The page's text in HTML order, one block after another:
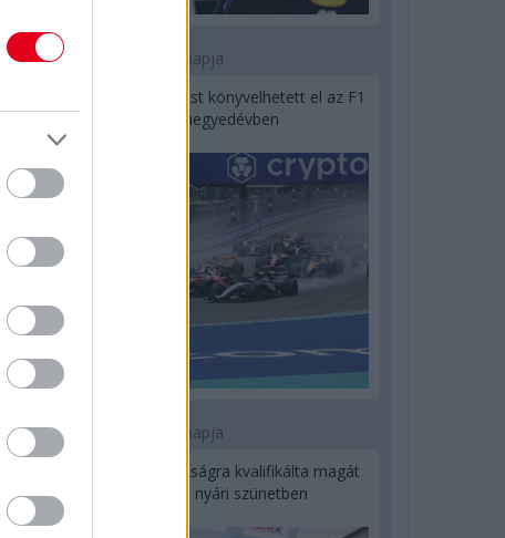
1 napja
Óriási bevétel-visszaesést könyvelhetett el az F1
a második negyedévben
1 napja
Kerékpáros világbajnokságra kvalifikálta magát
Bottas az F1-es nyári szünetben